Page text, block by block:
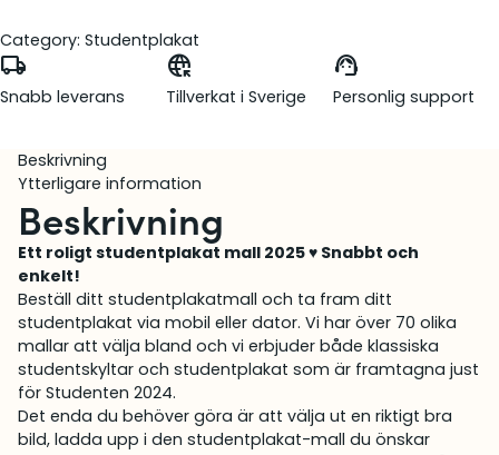
Category: Studentplakat
local_shipping
Snabb leverans
captive_portal
Tillverkat i Sverige
support_agent
Personlig support
Beskrivning
Ytterligare information
Beskrivning
Ett roligt studentplakat mall 2025 ♥ Snabbt och
enkelt!
Beställ ditt studentplakatmall och ta fram ditt
studentplakat via mobil eller dator. Vi har över 70 olika
mallar att välja bland och vi erbjuder både klassiska
studentskyltar och studentplakat som är framtagna just
för Studenten 2024.
Det enda du behöver göra är att välja ut en riktigt bra
bild, ladda upp i den studentplakat-mall du önskar